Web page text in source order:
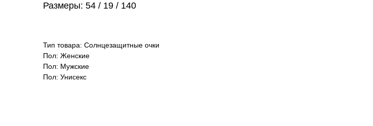
Размеры: 54 / 19 / 140
Тип товара: Солнцезащитные очки
Пол: Женские
Пол: Мужские
Пол: Унисекс